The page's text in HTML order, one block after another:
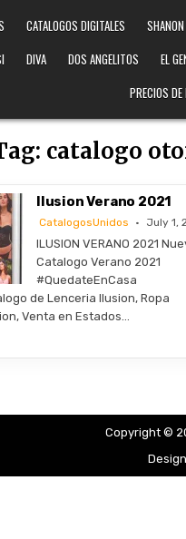
CATALOGOS DIGITALES
DIVA DOS ANGELITOS EL
PRECIOS DE
catalogo
Ilusion Verano 2021
CatalogosUnidos July 1,
ILUSION VERANO 2021
Catalogo Verano 2021
#QuedateEnCasa
de Lenceria Ilusion, Ropa
Venta en Estados…
Copyright ©